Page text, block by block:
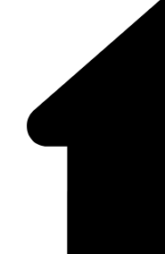
Bronnen en collecties